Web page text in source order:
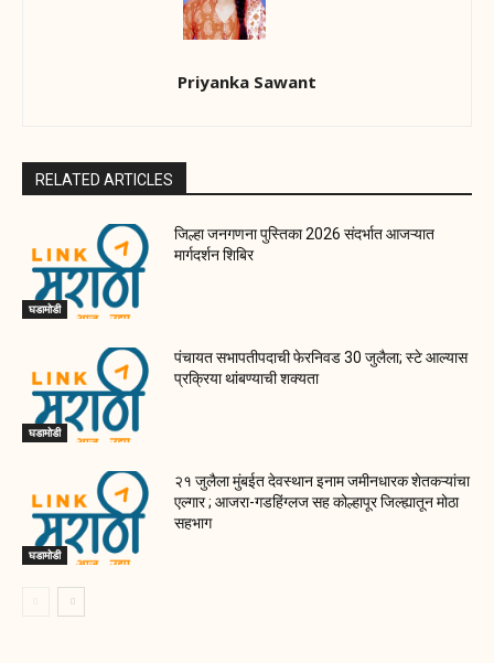
Priyanka Sawant
RELATED ARTICLES
घडामोडी
जिल्हा जनगणना पुस्तिका 2026 संदर्भात आजऱ्यात
मार्गदर्शन शिबिर
घडामोडी
पंचायत सभापतीपदाची फेरनिवड 30 जुलैला; स्टे आल्यास
प्रक्रिया थांबण्याची शक्यता
घडामोडी
२१ जुलैला मुंबईत देवस्थान इनाम जमीनधारक शेतकऱ्यांचा
एल्गार ; आजरा-गडहिंग्लज सह कोल्हापूर जिल्ह्यातून मोठा
सहभाग